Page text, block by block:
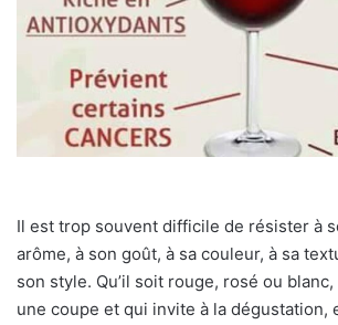
Il est trop souvent difficile de résister à
arôme, à son goût, à sa couleur, à sa
son style. Qu’il soit rouge, rosé ou
une coupe et qui invite à la dégustation,